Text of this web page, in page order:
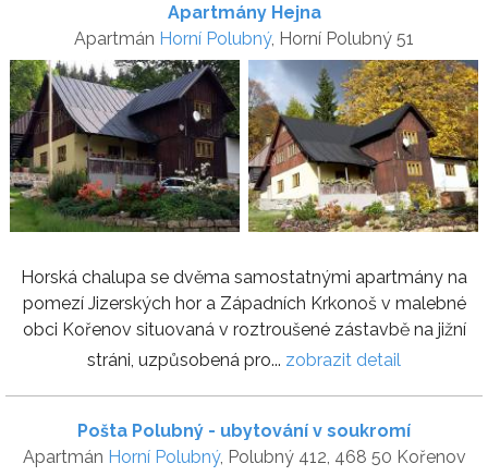
Apartmány Hejna
Apartmán Horní Polubný, Horní Polubný 51
Horská chalupa se dvěma samostatnými apartmány na
pomezí Jizerských hor a Západních Krkonoš v malebné
obci Kořenov situovaná v roztroušené zástavbě na jižní
stráni, uzpůsobená pro... zobrazit detail
Pošta Polubný - ubytování v soukromí
Apartmán Horní Polubný, Polubný 412, 468 50 Kořenov